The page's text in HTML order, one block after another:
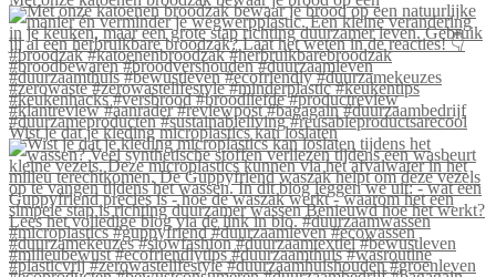
Wist je dat je kleding microplastics kan loslaten